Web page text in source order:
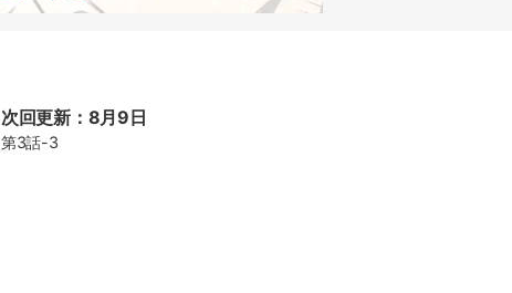
次回更新：8月9日
第3話-3